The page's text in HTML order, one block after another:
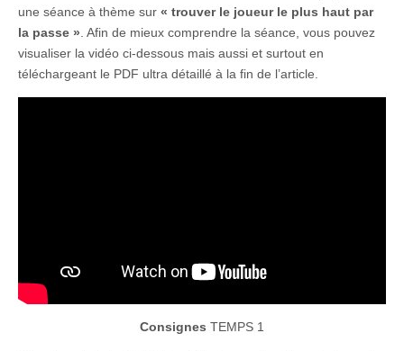
une séance à thème sur « trouver le joueur le plus haut par
la passe » . Afin de mieux comprendre la séance, vous pouvez
visualiser la vidéo ci-dessous mais aussi et surtout en
téléchargeant le PDF ultra détaillé à la fin de l’article.
Consignes TEMPS 1